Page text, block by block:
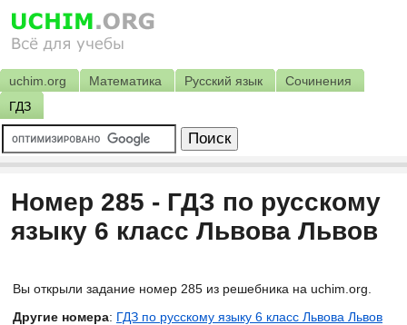
uchim.org Математика Русский язык
Сочинения
ГДЗ
Номер 285 - ГДЗ по русскому
языку 6 класс Львова Львов
Вы открыли задание номер 285 из решебника на uchim.org.
Другие номера: ГДЗ по русскому языку 6 класс Львова Львов